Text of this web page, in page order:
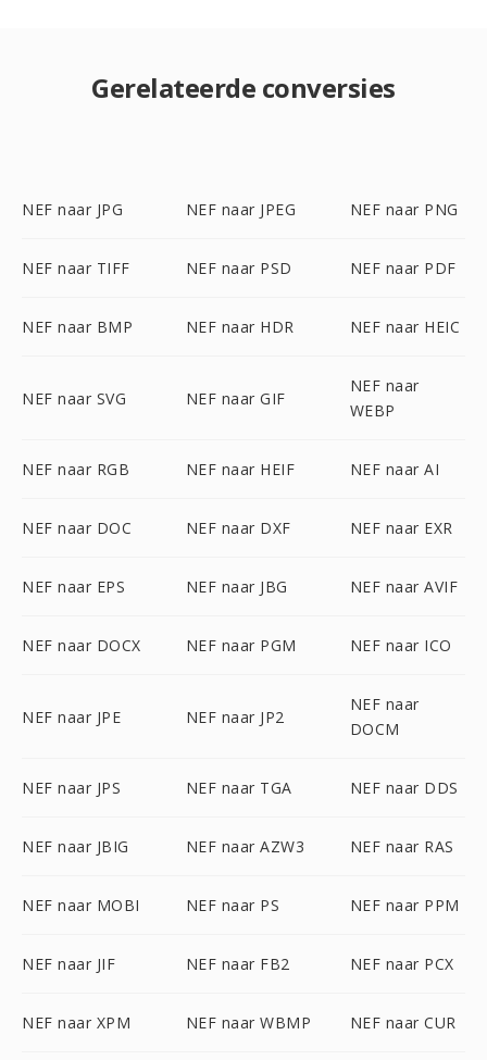
Gerelateerde conversies
NEF naar JPG NEF naar JPEG NEF naar PNG
NEF naar TIFF NEF naar PSD NEF naar PDF
NEF naar BMP NEF naar HDR NEF naar HEIC
NEF naar SVG NEF naar GIF
NEF naar
WEBP
NEF naar RGB NEF naar HEIF NEF naar AI
NEF naar DOC NEF naar DXF NEF naar EXR
NEF naar EPS NEF naar JBG NEF naar AVIF
NEF naar DOCX NEF naar PGM NEF naar ICO
NEF naar JPE NEF naar JP2
NEF naar
DOCM
NEF naar JPS NEF naar TGA NEF naar DDS
NEF naar JBIG NEF naar AZW3 NEF naar RAS
NEF naar MOBI NEF naar PS NEF naar PPM
NEF naar JIF NEF naar FB2 NEF naar PCX
NEF naar XPM NEF naar WBMP NEF naar CUR